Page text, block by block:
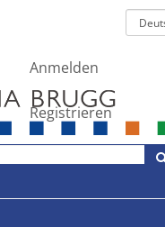
Anmelden
Registrieren